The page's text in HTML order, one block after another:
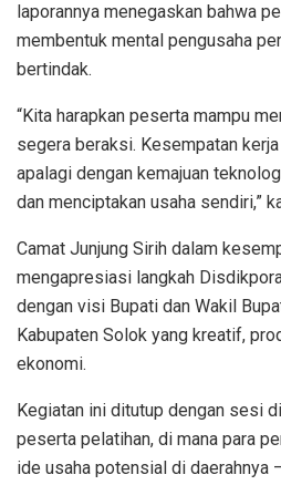
laporannya menegaskan bahwa
membentuk mental pengusaha
bertindak.
“Kita harapkan peserta mampu
segera beraksi. Kesempatan
apalagi dengan kemajuan
dan menciptakan usaha sendiri,”
Camat Junjung Sirih dalam
mengapresiasi langkah
dengan visi Bupati dan Wakil
Kabupaten Solok yang kreatif,
ekonomi.
Kegiatan ini ditutup dengan sesi
peserta pelatihan, di mana para
ide usaha potensial di daerahnya